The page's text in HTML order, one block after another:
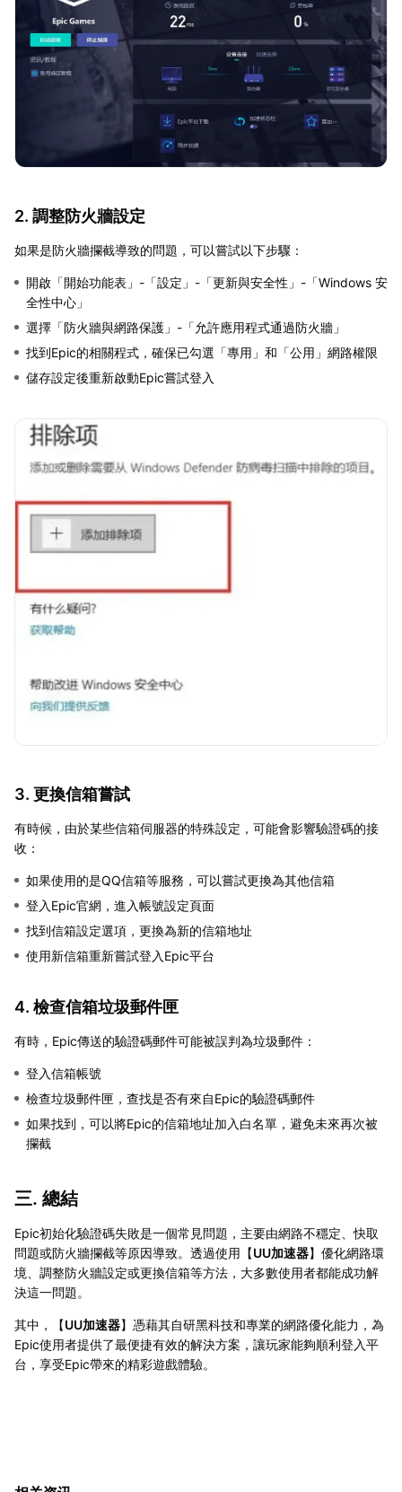
2. 調整防火牆設定
如果是防火牆攔截導致的問題，可以嘗試以下步驟：
開啟「開始功能表」-「設定」-「更新與安全性」-「Windows 安
全性中心」
選擇「防火牆與網路保護」-「允許應用程式通過防火牆」
找到Epic的相關程式，確保已勾選「專用」和「公用」網路權限
儲存設定後重新啟動Epic嘗試登入
3. 更換信箱嘗試
有時候，由於某些信箱伺服器的特殊設定，可能會影響驗證碼的接
收：
如果使用的是QQ信箱等服務，可以嘗試更換為其他信箱
登入Epic官網，進入帳號設定頁面
找到信箱設定選項，更換為新的信箱地址
使用新信箱重新嘗試登入Epic平台
4. 檢查信箱垃圾郵件匣
有時，Epic傳送的驗證碼郵件可能被誤判為垃圾郵件：
登入信箱帳號
檢查垃圾郵件匣，查找是否有來自Epic的驗證碼郵件
如果找到，可以將Epic的信箱地址加入白名單，避免未來再次被
攔截
三. 總結
Epic初始化驗證碼失敗是一個常見問題，主要由網路不穩定、快取
問題或防火牆攔截等原因導致。透過使用【UU加速器】優化網路環
境、調整防火牆設定或更換信箱等方法，大多數使用者都能成功解
決這一問題。
其中，【UU加速器】憑藉其自研黑科技和專業的網路優化能力，為
Epic使用者提供了最便捷有效的解決方案，讓玩家能夠順利登入平
台，享受Epic帶來的精彩遊戲體驗。